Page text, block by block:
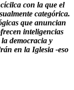
con la que el
categórica.
que anuncian
inteligencias
democracia y
en la Iglesia -eso